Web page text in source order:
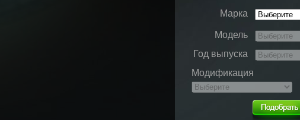
Марка
Модель
Год выпуска
Модификация